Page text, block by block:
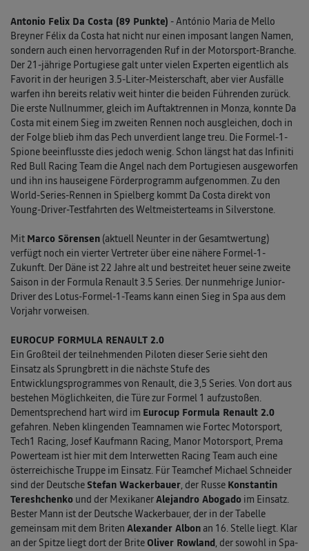
Antonio Felix Da Costa (89 Punkte) - António Maria de Mello
Breyner Félix da Costa hat nicht nur einen imposant langen Namen,
sondern auch einen hervorragenden Ruf in der Motorsport-Branche.
Der 21-jährige Portugiese galt unter vielen Experten eigentlich als
Favorit in der heurigen 3.5-Liter-Meisterschaft, aber vier Ausfälle
warfen ihn bereits relativ weit hinter die beiden Führenden zurück.
Die erste Nullnummer, gleich im Auftaktrennen in Monza, konnte Da
Costa mit einem Sieg im zweiten Rennen noch ausgleichen, doch in
der Folge blieb ihm das Pech unverdient lange treu. Die Formel-1-
Spione beeinflusste dies jedoch wenig. Schon längst hat das Infiniti
Red Bull Racing Team die Angel nach dem Portugiesen ausgeworfen
und ihn ins hauseigene Förderprogramm aufgenommen. Zu den
World-Series-Rennen in Spielberg kommt Da Costa direkt von
Young-Driver-Testfahrten des Weltmeisterteams in Silverstone.
Mit Marco Sörensen (aktuell Neunter in der Gesamtwertung)
verfügt noch ein vierter Vertreter über eine nähere Formel-1-
Zukunft. Der Däne ist 22 Jahre alt und bestreitet heuer seine zweite
Saison in der Formula Renault 3.5 Series. Der nunmehrige Junior-
Driver des Lotus-Formel-1-Teams kann einen Sieg in Spa aus dem
Vorjahr vorweisen.
EUROCUP FORMULA RENAULT 2.0
Ein Großteil der teilnehmenden Piloten dieser Serie sieht den
Einsatz als Sprungbrett in die nächste Stufe des
Entwicklungsprogrammes von Renault, die 3,5 Series. Von dort aus
bestehen Möglichkeiten, die Türe zur Formel 1 aufzustoßen.
Dementsprechend hart wird im Eurocup Formula Renault 2.0
gefahren. Neben klingenden Teamnamen wie Fortec Motorsport,
Tech1 Racing, Josef Kaufmann Racing, Manor Motorsport, Prema
Powerteam ist hier mit dem Interwetten Racing Team auch eine
österreichische Truppe im Einsatz. Für Teamchef Michael Schneider
sind der Deutsche Stefan Wackerbauer, der Russe Konstantin
Tereshchenko und der MexikanerAlejandro Abogado im Einsatz.
Bester Mann ist der Deutsche Wackerbauer, der in der Tabelle
gemeinsam mit dem Briten Alexander Albon an 16. Stelle liegt. Klar
an der Spitze liegt dort der BriteOliver Rowland, der sowohl in Spa-